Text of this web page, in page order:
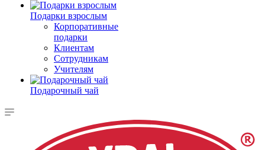
Подарки взрослым
Корпоративные
подарки
Клиентам
Сотрудникам
Учителям
Подарочный чай